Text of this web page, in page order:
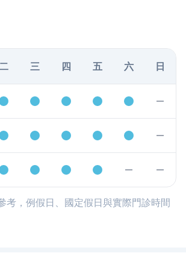
三 四 五 六 日
考，例假日、國定假日與實際門診時間